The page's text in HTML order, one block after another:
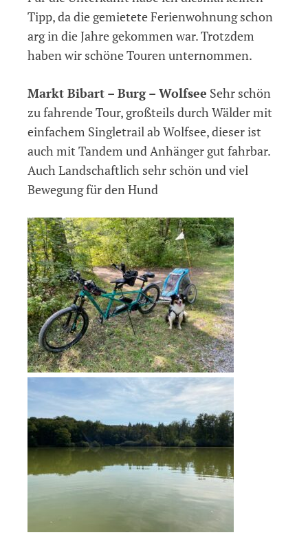
Tipp, da die gemietete Ferienwohnung schon
arg in die Jahre gekommen war. Trotzdem
haben wir schöne Touren unternommen.
Markt Bibart – Burg – Wolfsee Sehr schön
zu fahrende Tour, großteils durch Wälder mit
einfachem Singletrail ab Wolfsee, dieser ist
auch mit Tandem und Anhänger gut fahrbar.
Auch Landschaftlich sehr schön und viel
Bewegung für den Hund